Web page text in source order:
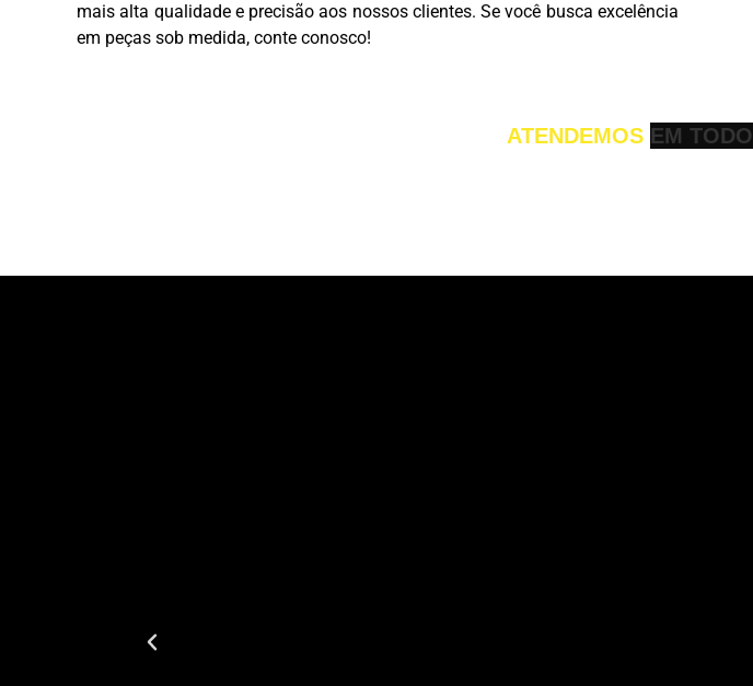
mais alta qualidade e precisão aos nossos clientes. Se você busca excelência
em peças sob medida, conte conosco!
ATENDEMOS